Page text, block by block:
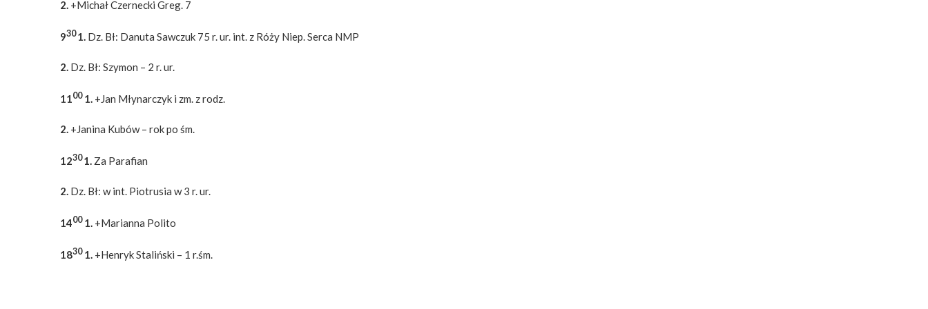
2. +Michał Czernecki Greg. 7
930 1. Dz. Bł: Danuta Sawczuk 75 r. ur. int. z Róży Niep. Serca NMP
2. Dz. Bł: Szymon – 2 r. ur.
11 00 1. +Jan Młynarczyk i zm. z rodz.
2. +Janina Kubów – rok po śm.
1230 1. Za Parafian
2. Dz. Bł: w int. Piotrusia w 3 r. ur.
1400 1. +Marianna Polito
1830 1. +Henryk Staliński – 1 r.śm.